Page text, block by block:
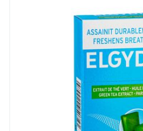
15
Conservation
25°C)